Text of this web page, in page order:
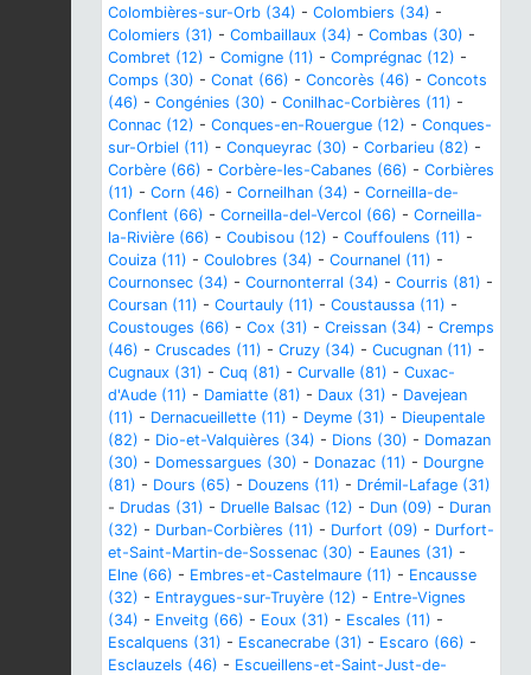
Colombières-sur-Orb (34) - Colombiers (34) -
Colomiers (31) - Combaillaux (34) - Combas (30) -
Combret (12) - Comigne (11) - Comprégnac (12) -
Comps (30) - Conat (66) - Concorès (46) - Concots
(46) - Congénies (30) - Conilhac-Corbières (11) -
Connac (12) - Conques-en-Rouergue (12) - Conques-
sur-Orbiel (11) - Conqueyrac (30) - Corbarieu (82) -
Corbère (66) - Corbère-les-Cabanes (66) - Corbières
(11) - Corn (46) - Corneilhan (34) - Corneilla-de-
Conflent (66) - Corneilla-del-Vercol (66) - Corneilla-
la-Rivière (66) - Coubisou (12) - Couffoulens (11) -
Couiza (11) - Coulobres (34) - Cournanel (11) -
Cournonsec (34) - Cournonterral (34) - Courris (81) -
Coursan (11) - Courtauly (11) - Coustaussa (11) -
Coustouges (66) - Cox (31) - Creissan (34) - Cremps
(46) - Cruscades (11) - Cruzy (34) - Cucugnan (11) -
Cugnaux (31) - Cuq (81) - Curvalle (81) - Cuxac-
d'Aude (11) - Damiatte (81) - Daux (31) - Davejean
(11) - Dernacueillette (11) - Deyme (31) - Dieupentale
(82) - Dio-et-Valquières (34) - Dions (30) - Domazan
(30) - Domessargues (30) - Donazac (11) - Dourgne
(81) - Dours (65) - Douzens (11) - Drémil-Lafage (31)
- Drudas (31) - Druelle Balsac (12) - Dun (09) - Duran
(32) - Durban-Corbières (11) - Durfort (09) - Durfort-
et-Saint-Martin-de-Sossenac (30) - Eaunes (31) -
Elne (66) - Embres-et-Castelmaure (11) - Encausse
(32) - Entraygues-sur-Truyère (12) - Entre-Vignes
(34) - Enveitg (66) - Eoux (31) - Escales (11) -
Escalquens (31) - Escanecrabe (31) - Escaro (66) -
Esclauzels (46) - Escueillens-et-Saint-Just-de-